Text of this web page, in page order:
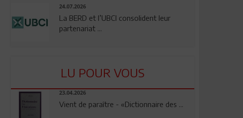
24.07.2026
La BERD et l’UBCI consolident leur
partenariat ...
LU POUR VOUS
23.04.2026
Vient de paraître - «Dictionnaire des ...